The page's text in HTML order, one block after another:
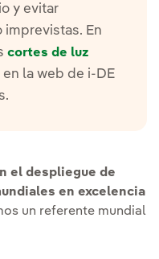
y evitar
En
cortes de luz
la web de i-DE
el despliegue de
en excelencia
un referente mundial